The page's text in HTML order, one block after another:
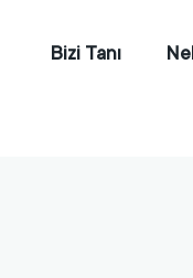
Bizi Tanı